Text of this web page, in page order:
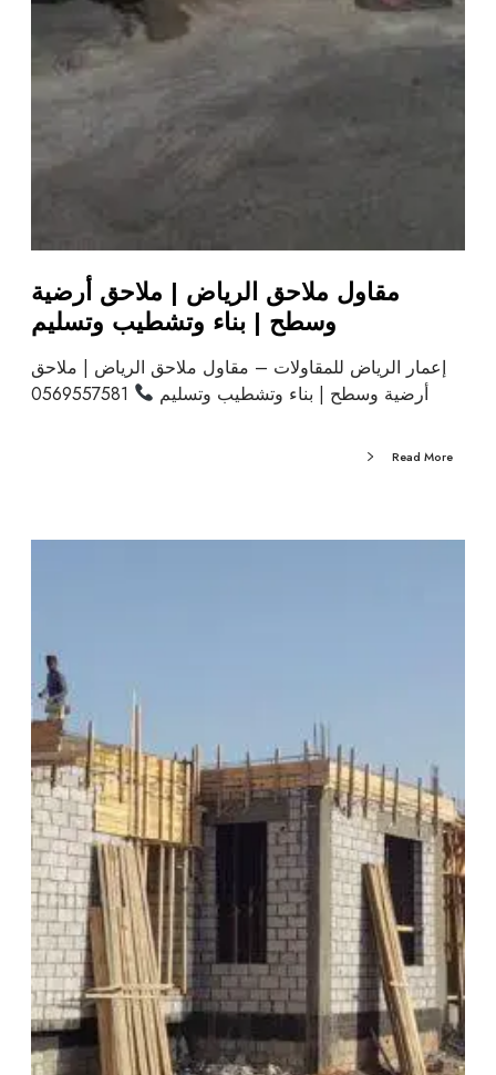
مقاول ملاحق الرياض | ملاحق أرضية
وسطح | بناء وتشطيب وتسليم
إعمار الرياض للمقاولات – مقاول ملاحق الرياض | ملاحق
أرضية وسطح | بناء وتشطيب وتسليم
Read More